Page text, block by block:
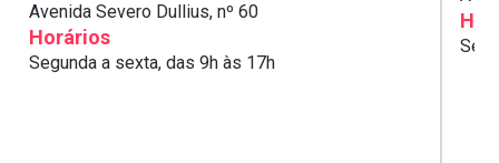
Avenida Severo Dullius, nº 60
Horários
Segunda a sexta, das 9h às 17h